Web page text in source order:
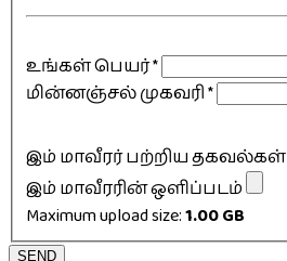
உங்கள் பெயர்*
மின்னஞ்சல் முகவரி*
இம் மாவீரர் பற்றிய தகவல்கள்
இம் மாவீரரின் ஒளிப்படம்
Maximum upload size:1.00 GB
SEND